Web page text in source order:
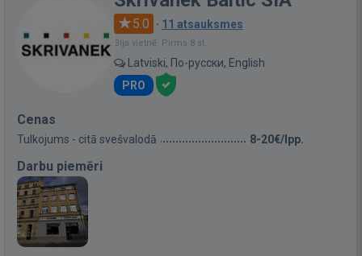
5.0 · 11 atsauksmes
Bija vietnē: Pirms 8 st.
Latviski, По-русски, English
PRO
Cenas
Tulkojums - citā svešvalodā 8-20€/lpp.
Darbu piemēri